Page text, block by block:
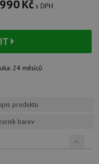
Kč s DPH
24 měsíců
produktu
barev